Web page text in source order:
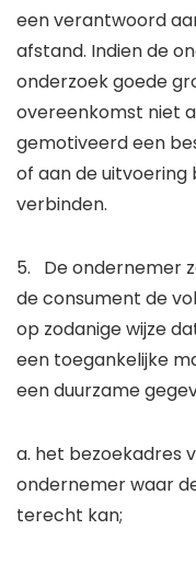
een verantwoord
afstand. Indien de
onderzoek goede
overeenkomst niet
gemotiveerd een
of aan de
verbinden.
5. De ondernemer
de consument de
op zodanige wijze
een toegankelijke
een duurzame
a. het bezoekadres
ondernemer waar
terecht kan;